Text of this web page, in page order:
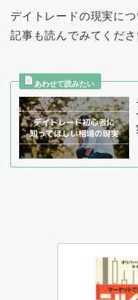
デイトレードの現実に
記事も読んでみてくださ